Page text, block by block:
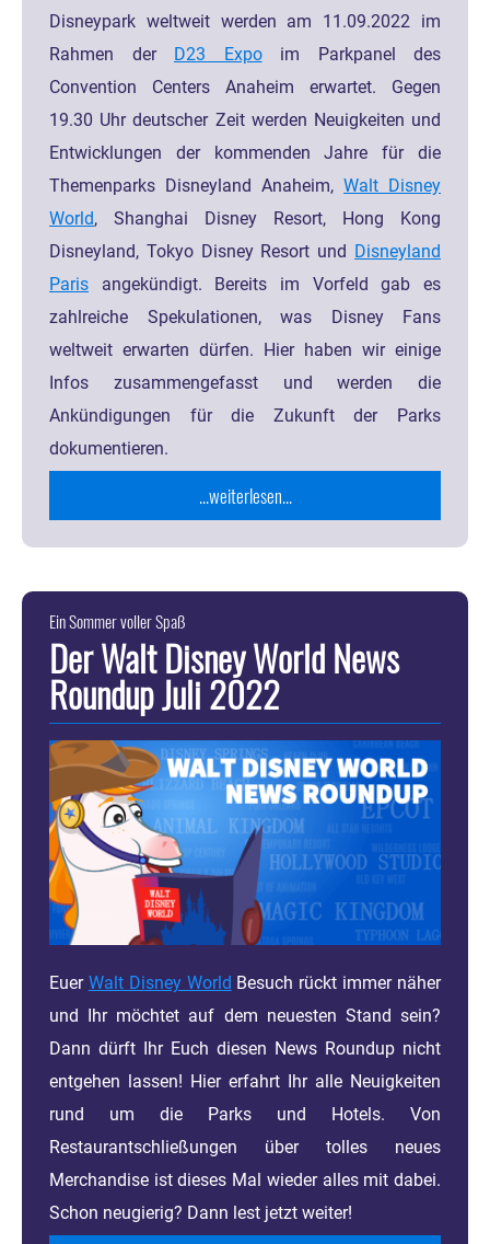
Disneypark weltweit werden am 11.09.2022 im
Rahmen der
D23 Expoim Parkpanel des
Convention Centers Anaheim erwartet. Gegen
19.30 Uhr deutscher Zeit werden Neuigkeiten und
Entwicklungen der kommenden Jahre für die
Themenparks Disneyland Anaheim, Walt Disney
World, Shanghai Disney Resort, Hong Kong
Disneyland, Tokyo Disney Resort und
Disneyland
Paris angekündigt. Bereits im Vorfeld gab es
zahlreiche Spekulationen, was Disney Fans
weltweit erwarten dürfen. Hier haben wir einige
Infos zusammengefasst und werden die
Ankündigungen für die Zukunft der Parks
dokumentieren.
...weiterlesen...
Ein Sommer voller Spaß
Der Walt Disney World News
Roundup Juli 2022
Euer Walt Disney World Besuch rückt immer näher
und Ihr möchtet auf dem neuesten Stand sein?
Dann dürft Ihr Euch diesen News Roundup nicht
entgehen lassen! Hier erfahrt Ihr alle Neuigkeiten
rund um die Parks und Hotels. Von
Restaurantschließungen über tolles neues
Merchandise ist dieses Mal wieder alles mit dabei.
Schon neugierig? Dann lest jetzt weiter!